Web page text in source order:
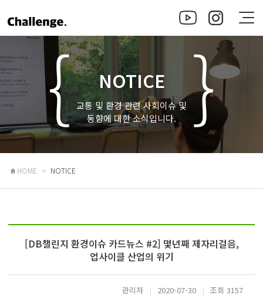
NOTICE
교통 및 환경 관련 사회이슈 및
동향에 대한 소식입니다.
HOME NOTICE
[DB챌린지 환경이슈 카드뉴스 #2] 몇년째 제자리걸음,
업사이클 산업의 위기
관리자 | 2020-07-30 | 조회 3157